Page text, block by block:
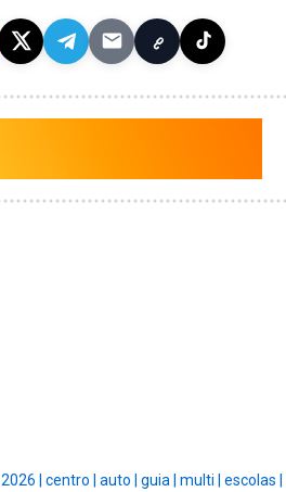
2026 | centro | auto | guia | multi | escolas |